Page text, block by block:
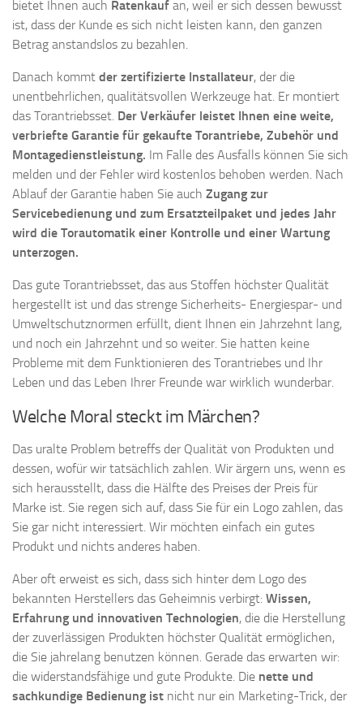
bietet Ihnen auch Ratenkauf an, weil er sich dessen bewusst
ist, dass der Kunde es sich nicht leisten kann, den ganzen
Betrag anstandslos zu bezahlen.
Danach kommt der zertifizierte Installateur, der die
unentbehrlichen, qualitätsvollen Werkzeuge hat. Er montiert
das Torantriebsset. Der Verkäufer leistet Ihnen eine weite,
verbriefte Garantie für gekaufte Torantriebe, Zubehör und
Montagedienstleistung. Im Falle des Ausfalls können Sie sich
melden und der Fehler wird kostenlos behoben werden. Nach
Ablauf der Garantie haben Sie auch Zugang zur
Servicebedienung und zum Ersatzteilpaket und jedes Jahr
wird die Torautomatik einer Kontrolle und einer Wartung
unterzogen.
Das gute Torantriebsset, das aus Stoffen höchster Qualität
hergestellt ist und das strenge Sicherheits- Energiespar- und
Umweltschutznormen erfüllt, dient Ihnen ein Jahrzehnt lang,
und noch ein Jahrzehnt und so weiter. Sie hatten keine
Probleme mit dem Funktionieren des Torantriebes und Ihr
Leben und das Leben Ihrer Freunde war wirklich wunderbar.
Welche Moral steckt im Märchen?
Das uralte Problem betreffs der Qualität von Produkten und
dessen, wofür wir tatsächlich zahlen. Wir ärgern uns, wenn es
sich herausstellt, dass die Hälfte des Preises der Preis für
Marke ist. Sie regen sich auf, dass Sie für ein Logo zahlen, das
Sie gar nicht interessiert. Wir möchten einfach ein gutes
Produkt und nichts anderes haben.
Aber oft erweist es sich, dass sich hinter dem Logo des
bekannten Herstellers das Geheimnis verbirgt: Wissen,
Erfahrung und innovativen Technologien, die die Herstellung
der zuverlässigen Produkten höchster Qualität ermöglichen,
die Sie jahrelang benutzen können. Gerade das erwarten wir:
die widerstandsfähige und gute Produkte. Die nette und
sachkundige Bedienung ist nicht nur ein Marketing-Trick, der